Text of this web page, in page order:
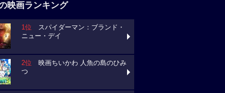
映画ランキング
1位 スパイダーマン：ブランド・
ニュー・デイ
2位 映画ちいかわ 人魚の島のひみ
つ